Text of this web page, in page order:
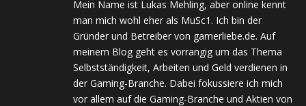
Mein Name ist Lukas Mehling, aber online kennt
man mich wohl eher als MuSc1. Ich bin der
Gründer und Betreiber von gamerliebe.de. Auf
meinem Blog geht es vorrangig um das Thema
Selbstständigkeit, Arbeiten und Geld verdienen in
der Gaming-Branche. Dabei fokussiere ich mich
vor allem auf die Gaming-Branche und Aktien von